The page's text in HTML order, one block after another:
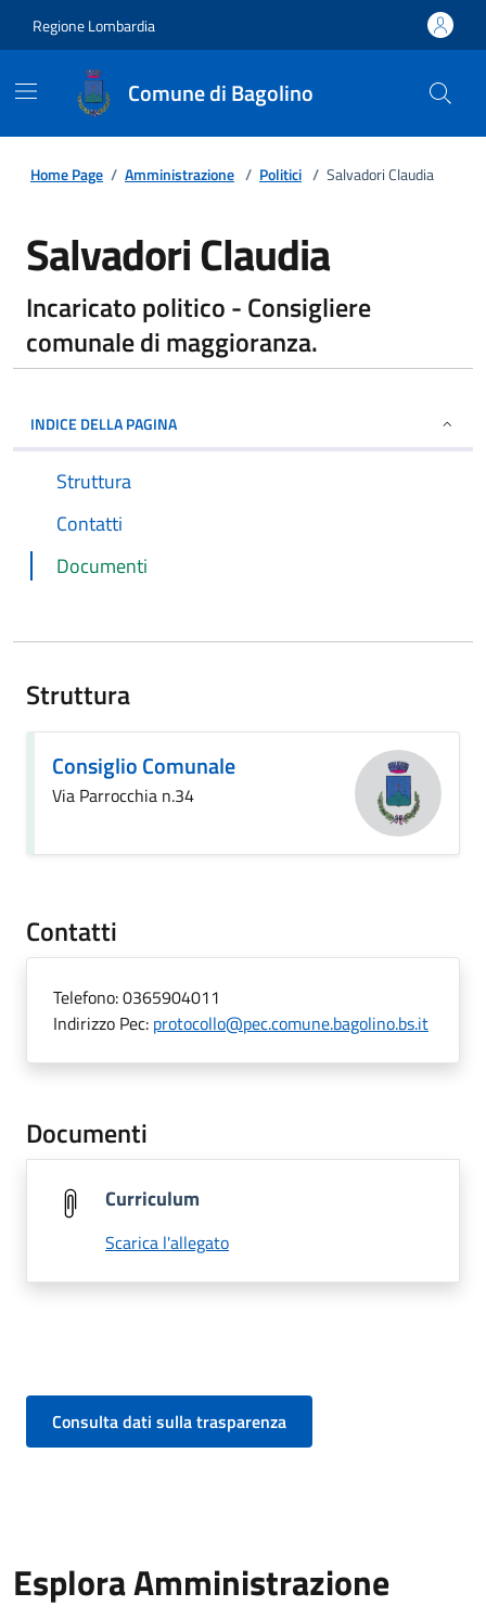
Regione Lombardia
Comune di Bagolino
Home Page / Amministrazione / Politici / Salvadori Claudia
Salvadori Claudia
Incaricato politico - Consigliere
comunale di maggioranza.
INDICE DELLA PAGINA
Struttura
Contatti
Documenti
Struttura
Consiglio Comunale
Via Parrocchia n.34
Contatti
Telefono:0365904011
Indirizzo Pec: protocollo@pec.comune.bagolino.bs.it
Documenti
Curriculum
Scarica l'allegato
Consulta dati sulla trasparenza
Esplora Amministrazione